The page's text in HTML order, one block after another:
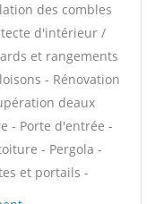
des combles
d'intérieur /
et rangements
- Rénovation
deaux
- Porte d'entrée -
- Pergola -
et portails -